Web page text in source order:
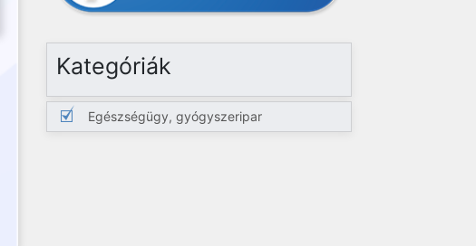
Kategóriák
Egészségügy, gyógyszeripar